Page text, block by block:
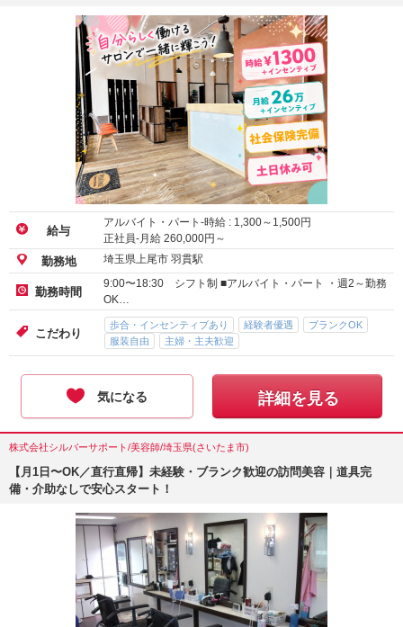
給与
アルバイト・パート-時給 : 1,300～ 1,500円
正社員-月給 260,000円～
勤務地 埼玉県上尾市 羽貫駅
勤務時間
9:00〜18:30 シフト制 ■アルバイト・パート ・週2～勤務
OK…
こだわり
歩合・インセンティブあり 経験者優遇
ブランクOK
服装自由
主婦・主夫歓迎
気になる 詳細を見る
株式会社シルバーサポート/美容師/埼玉県(さいたま市)
【月1日〜OK／直行直帰】未経験・ブランク歓迎の訪問美容｜道具完
備・介助なしで安心スタート！